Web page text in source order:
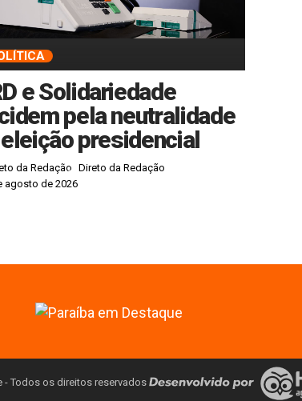
e Solidariedade
pela neutralidade
presidencial
Direto da Redação
agosto de 2026
- Todos os direitos reservados